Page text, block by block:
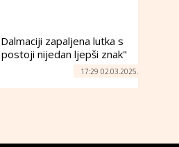
zapaljena lutka s
nijedan ljepši znak"
17:29 02.03.2025.